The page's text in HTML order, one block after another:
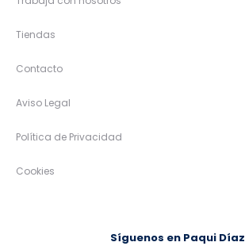
Tiendas
Contacto
Aviso Legal
Política de Privacidad
Cookies
Síguenos en Paqui Díaz